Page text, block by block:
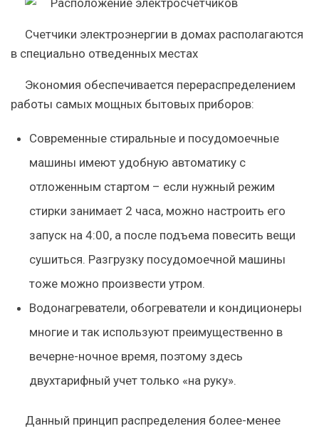
Счетчики электроэнергии в домах располагаются
в специально отведенных местах
Экономия обеспечивается перераспределением
работы самых мощных бытовых приборов:
Современные стиральные и посудомоечные
машины имеют удобную автоматику с
отложенным стартом – если нужный режим
стирки занимает 2 часа, можно настроить его
запуск на 4:00, а после подъема повесить вещи
сушиться. Разгрузку посудомоечной машины
тоже можно произвести утром.
Водонагреватели, обогреватели и кондиционеры
многие и так используют преимущественно в
вечерне-ночное время, поэтому здесь
двухтарифный учет только «на руку».
Данный принцип распределения более-менее